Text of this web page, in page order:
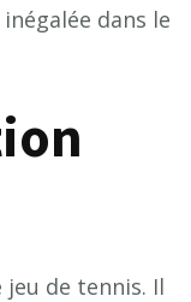
dans le
de tennis. Il